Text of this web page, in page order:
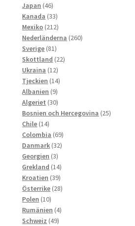
Japan 4646
produkter
Kanada 3333
produkter
Mexiko 212212
produkter
Nederländerna 260260
Sverige 8181
produkter
Skottland 2222
Ukraina 1212
produkter
Tjeckien 1414
Albanien 99
produkter
Algeriet 3030
produkter
Bosnien och Hercegovina 2525
Chile 1414
produkter
Colombia 6969
produkter
Danmark 3232
Georgien 33
produkter
Grekland 1414
produkter
Kroatien 3939
produkter
Österrike 2828
Polen 1010
produkter
Rumänien 44
Schweiz 4949